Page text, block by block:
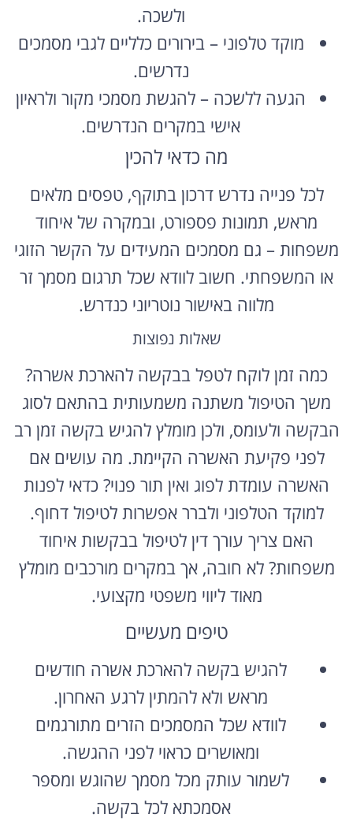
ולשכה.
מוקד טלפוני – בירורים כלליים לגבי מסמכים
נדרשים.
הגעה ללשכה – להגשת מסמכי מקור ולראיון
אישי במקרים הנדרשים.
מה כדאי להכין
לכל פנייה נדרש דרכון בתוקף, טפסים מלאים
מראש, תמונות פספורט, ובמקרה של איחוד
משפחות – גם מסמכים המעידים על הקשר הזוגי
או המשפחתי. חשוב לוודא שכל תרגום מסמך זר
מלווה באישור נוטריוני כנדרש.
שאלות נפוצות
כמה זמן לוקח לטפל בבקשה להארכת אשרה?
משך הטיפול משתנה משמעותית בהתאם לסוג
הבקשה ולעומס, ולכן מומלץ להגיש בקשה זמן רב
לפני פקיעת האשרה הקיימת. מה עושים אם
האשרה עומדת לפוג ואין תור פנוי? כדאי לפנות
למוקד הטלפוני ולברר אפשרות לטיפול דחוף.
האם צריך עורך דין לטיפול בבקשות איחוד
משפחות? לא חובה, אך במקרים מורכבים מומלץ
מאוד ליווי משפטי מקצועי.
טיפים מעשיים
להגיש בקשה להארכת אשרה חודשים
מראש ולא להמתין לרגע האחרון.
לוודא שכל המסמכים הזרים מתורגמים
ומאושרים כראוי לפני ההגשה.
לשמור עותק מכל מסמך שהוגש ומספר
אסמכתא לכל בקשה.